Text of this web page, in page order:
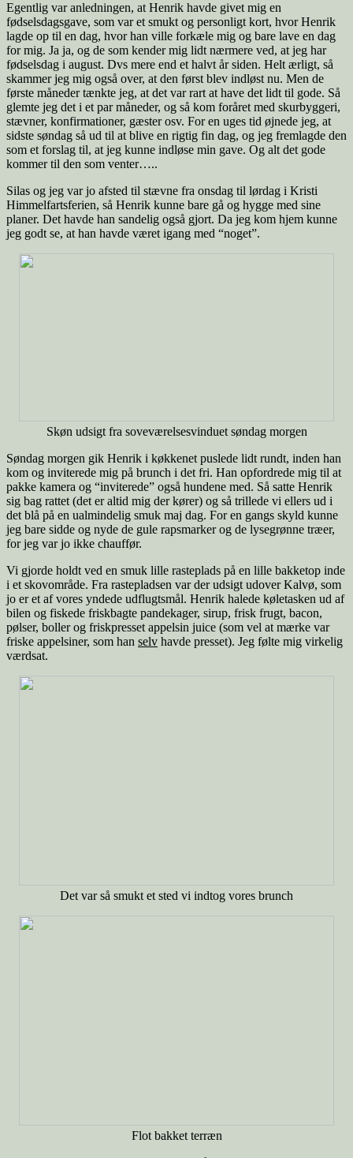
Egentlig var anledningen, at Henrik havde givet mig en
fødselsdagsgave, som var et smukt og personligt kort, hvor Henrik
lagde op til en dag, hvor han ville forkæle mig og bare lave en dag
for mig. Ja ja, og de som kender mig lidt nærmere ved, at jeg har
fødselsdag i august. Dvs mere end et halvt år siden. Helt ærligt, så
skammer jeg mig også over, at den først blev indløst nu. Men de
første måneder tænkte jeg, at det var rart at have det lidt til gode. Så
glemte jeg det i et par måneder, og så kom foråret med skurbyggeri,
stævner, konfirmationer, gæster osv. For en uges tid øjnede jeg, at
sidste søndag så ud til at blive en rigtig fin dag, og jeg fremlagde den
som et forslag til, at jeg kunne indløse min gave. Og alt det gode
kommer til den som venter…..
Silas og jeg var jo afsted til stævne fra onsdag til lørdag i Kristi
Himmelfartsferien, så Henrik kunne bare gå og hygge med sine
planer. Det havde han sandelig også gjort. Da jeg kom hjem kunne
jeg godt se, at han havde været igang med “noget”.
Skøn udsigt fra soveværelsesvinduet søndag morgen
Søndag morgen gik Henrik i køkkenet puslede lidt rundt, inden han
kom og inviterede mig på brunch i det fri. Han opfordrede mig til at
pakke kamera og “inviterede” også hundene med. Så satte Henrik
sig bag rattet (det er altid mig der kører) og så trillede vi ellers ud i
det blå på en ualmindelig smuk maj dag. For en gangs skyld kunne
jeg bare sidde og nyde de gule rapsmarker og de lysegrønne træer,
for jeg var jo ikke chauffør.
Vi gjorde holdt ved en smuk lille rasteplads på en lille bakketop inde
i et skovområde. Fra rastepladsen var der udsigt udover Kalvø, som
jo er et af vores yndede udflugtsmål. Henrik halede køletasken ud af
bilen og fiskede friskbagte pandekager, sirup, frisk frugt, bacon,
pølser, boller og friskpresset appelsin juice (som vel at mærke var
friske appelsiner, som han selv havde presset). Jeg følte mig virkelig
værdsat.
Det var så smukt et sted vi indtog vores brunch
Flot bakket terræn